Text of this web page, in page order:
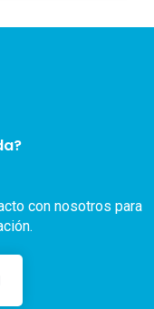
con nosotros para